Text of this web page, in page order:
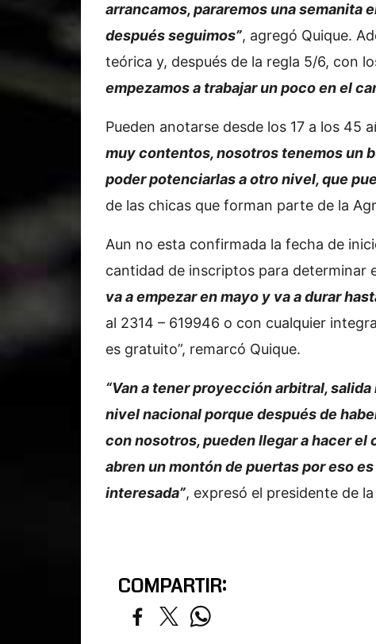
arrancamos, pararemos una semanita
después seguimos”, agregó Quique.
teórica y, después de la regla 5/6, con
empezamos a trabajar un poco en el
Pueden anotarse desde los 17 a los 45
muy contentos, nosotros tenemos un
poder potenciarlas a otro nivel, que
de las chicas que forman parte de la
Aun no esta confirmada la fecha de
cantidad de inscriptos para determinar
va a empezar en mayo y va a durar
al 2314 – 619946 o con cualquier
es gratuito”, remarcó Quique.
“Van a tener proyección arbitral,
nivel nacional porque después de
con nosotros, pueden llegar a hacer el
abren un montón de puertas por eso
interesada”, expresó el presidente de
COMPARTIR: